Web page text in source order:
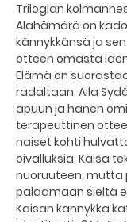
Trilogian
Alahämärä on
kännykkänsä ja
otteen omasta
Elämä on
radaltaan. Aila
apuun ja hänen
terapeuttinen
naiset kohti
oivalluksia. Kaisa
nuoruuteen, mutta
palaamaan sieltä
Kaisan kännykkä